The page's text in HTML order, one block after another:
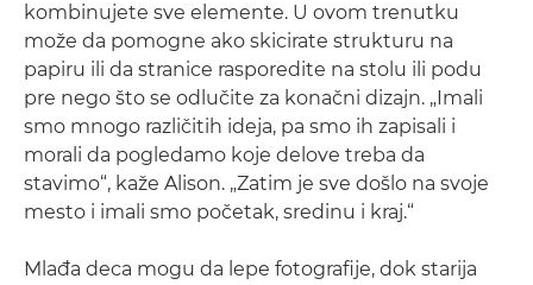
kombinujete sve elemente. U ovom trenutku
može da pomogne ako skicirate strukturu na
papiru ili da stranice rasporedite na stolu ili podu
pre nego što se odlučite za konačni dizajn. „Imali
smo mnogo različitih ideja, pa smo ih zapisali i
morali da pogledamo koje delove treba da
stavimo“, kaže Alison. „Zatim je sve došlo na svoje
mesto i imali smo početak, sredinu i kraj.“
Mlađa deca mogu da lepe fotografije, dok starija